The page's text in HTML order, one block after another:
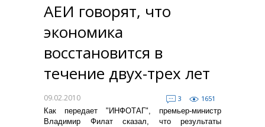
АЕИ говорят, что
экономика
восстановится в
течение двух-трех лет
09.02.2010 3
1651
Как передает "ИНФОТАГ", премьер-министр
Владимир Филат сказал, что результаты